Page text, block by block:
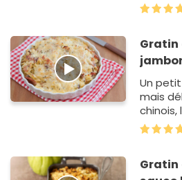
Gratin
Un
mais
jambon
Gratin